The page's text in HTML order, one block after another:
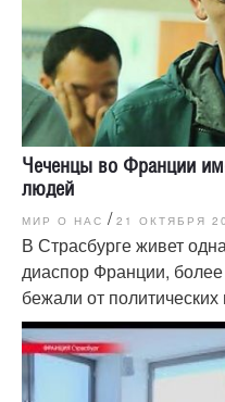
Чеченцы во Франции
людей
МИР О НАС / 21 ОКТЯБРЯ
В Страсбурге живет
диаспор Франции,
бежали от